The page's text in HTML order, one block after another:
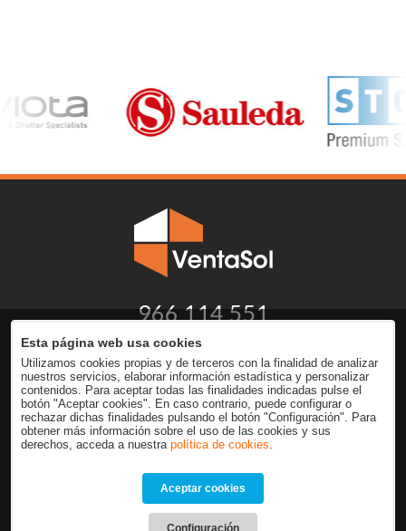
966 114 551
Avda. Alacant, 78
03760 Ondara (Alicante) España
Política de privacidad
Condiciones generales
Condiciones de compra
Política de cookies
Esta página web usa cookies
Utilizamos cookies propias y de terceros con la finalidad de analizar
nuestros servicios, elaborar información estadística y personalizar
contenidos. Para aceptar todas las finalidades indicadas pulse el
botón "Aceptar cookies". En caso contrario, puede configurar o
rechazar dichas finalidades pulsando el botón "Configuración". Para
obtener más información sobre el uso de las cookies y sus
derechos, acceda a nuestra política de cookies.
Aceptar cookies
Configuración